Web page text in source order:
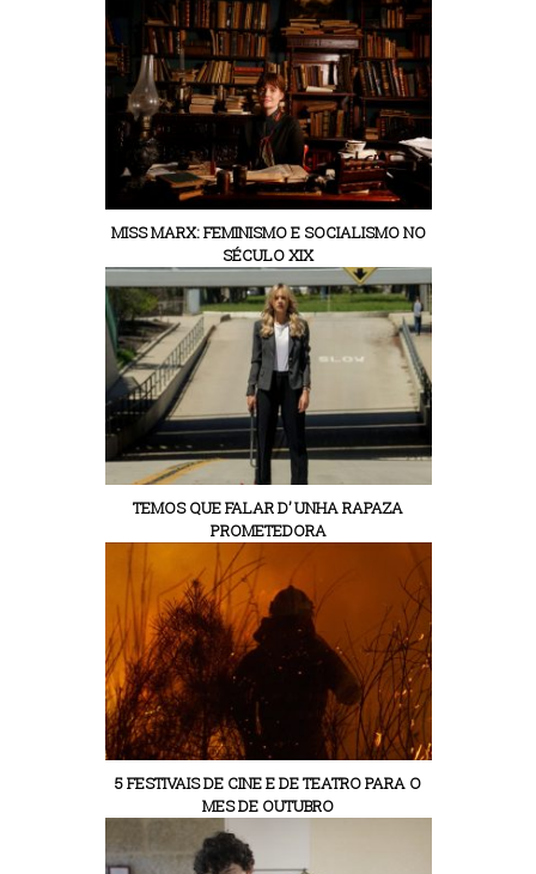
MISS MARX: FEMINISMO E SOCIALISMO NO
SÉCULO XIX
TEMOS QUE FALAR D’ UNHA RAPAZA
PROMETEDORA
5 FESTIVAIS DE CINE E DE TEATRO PARA O
MES DE OUTUBRO